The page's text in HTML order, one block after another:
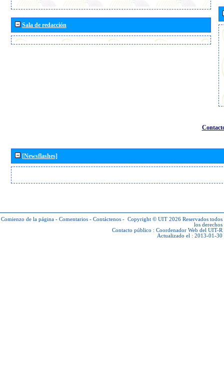
Sala de redacción
[Newsflashes]
Comienzo de la página - Comentarios - Contáctenos - Copyright © UIT 2026 Reservados todos
los derechos
Contacto público : Coordenador Web del UIT-R
Actualizado el : 2013-01-30